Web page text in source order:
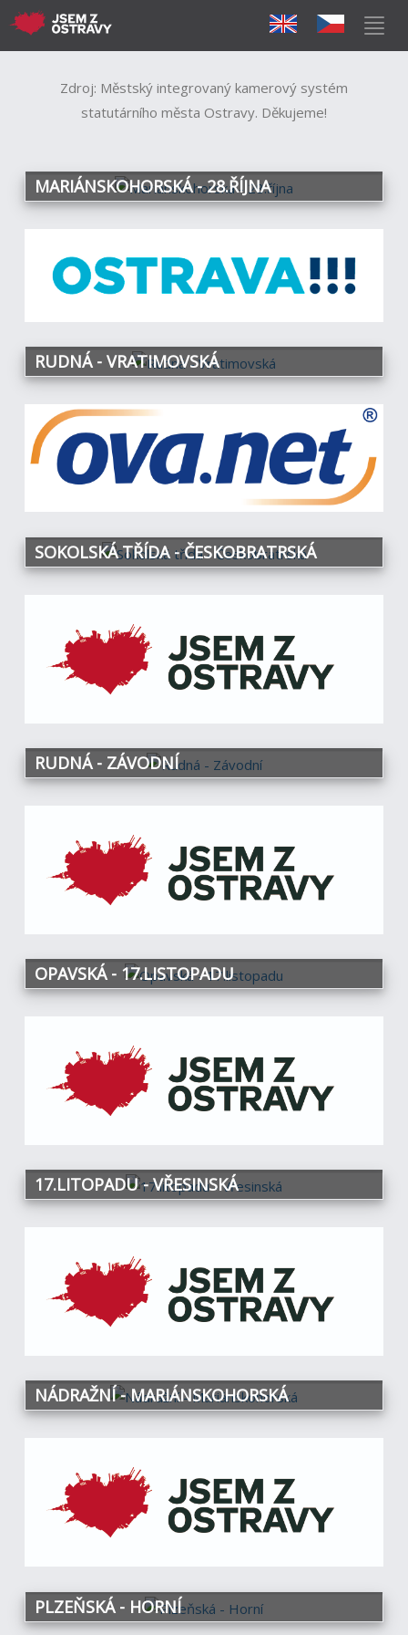
Zdroj: Městský integrovaný kamerový systém
statutárního města Ostravy. Děkujeme!
MARIÁNSKOHORSKÁ - 28.ŘÍJNA
RUDNÁ - VRATIMOVSKÁ
SOKOLSKÁ TŘÍDA - ČESKOBRATRSKÁ
RUDNÁ - ZÁVODNÍ
OPAVSKÁ - 17.LISTOPADU
17.LITOPADU - VŘESINSKÁ
NÁDRAŽNÍ - MARIÁNSKOHORSKÁ
PLZEŇSKÁ - HORNÍ